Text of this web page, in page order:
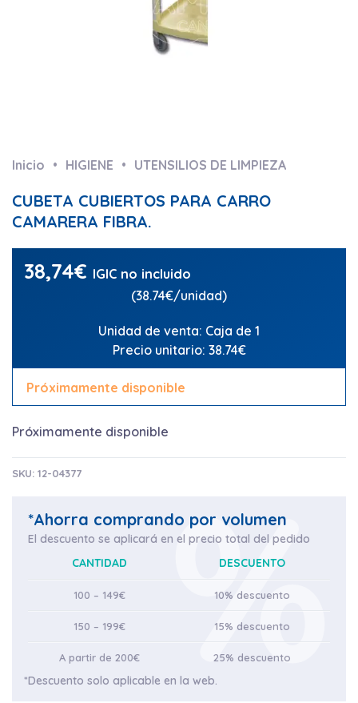
Inicio HIGIENE UTENSILIOS DE LIMPIEZA
CUBETA CUBIERTOS PARA CARRO
CAMARERA FIBRA.
38,74€ IGIC no incluido
(38.74€/unidad)
Unidad de venta: Caja de 1
Precio unitario: 38.74€
Próximamente disponible
Próximamente disponible
SKU: 12-04377
*Ahorra comprando por volumen
El descuento se aplicará en el precio total del pedido
CANTIDAD
DESCUENTO
100 – 149€ 10% descuento
150 – 199€ 15% descuento
A partir de 200€ 25% descuento
*Descuento solo aplicable en la web.